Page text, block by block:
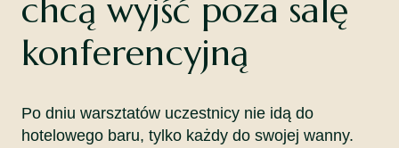
chcą wyjść poza salę
konferencyjną
Po dniu warsztatów uczestnicy nie idą do
hotelowego baru, tylko każdy do swojej wanny.